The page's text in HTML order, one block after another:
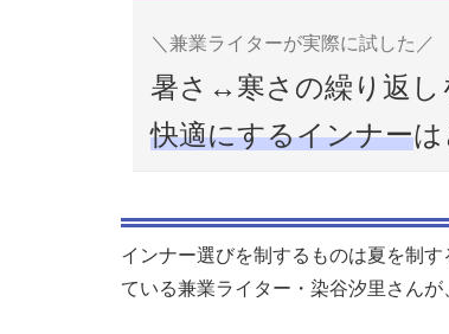
＼兼業ライターが実際に試した／
暑さ↔︎寒さの繰り返し
快適にするインナーは
インナー選びを制するものは夏を制
ている兼業ライター・染谷汐里さん